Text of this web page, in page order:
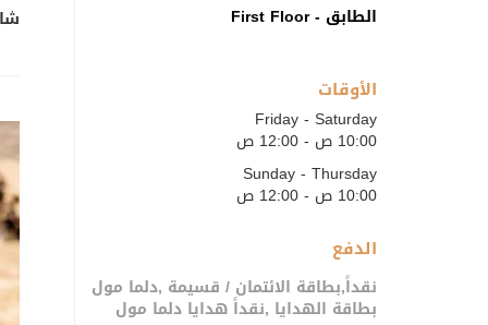
الطابق - First Floor
الأوقات
Friday - Saturday
10:00 ص - 12:00 ص
Sunday - Thursday
10:00 ص - 12:00 ص
الدفع
نقداً,بطاقة الائتمان / قسيمة ,دلما مول
بطاقة الهدايا ,نقداً هدايا دلما مول